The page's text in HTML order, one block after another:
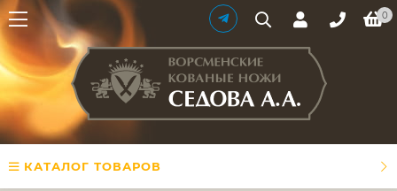
0
КАТАЛОГ ТОВАРОВ